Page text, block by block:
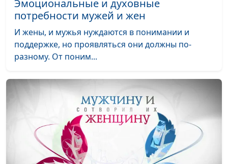
минимальными
потерями
Александр Сахаров,
священнослужитель,
семейным
Поведение жертвы, или
что привлекает
Мария Мараханова,
Александр Сахаров,
священнослужитель,
психолог,
консультант по
семейным
взаимоотношениям
Эмоциональные и духовные
потребности мужей и жен
И жены, и мужья нуждаются в понимании и
поддержке, но проявляться они должны по-
разному. От поним...